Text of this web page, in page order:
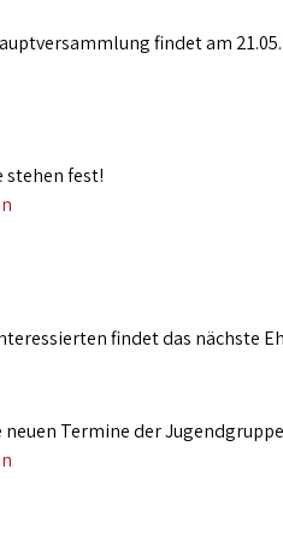
findet am
stehen fest!
findet das nächste
neuen Termine der